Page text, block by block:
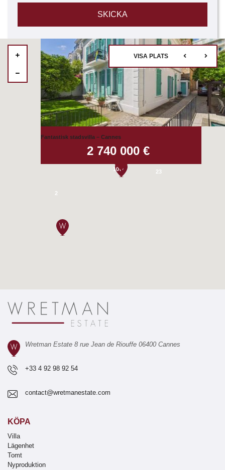
107
15
52
23
14
2
Fantastisk stadsvilla – Cannes
2 740 000 €
VISA PLATS
Wretman Estate 8 rue Jean de Riouffe 06400 Cannes
+33 4 92 98 92 54
contact@wretmanestate.com
KÖPA
Villa
Lägenhet
Tomt
Nyproduktion